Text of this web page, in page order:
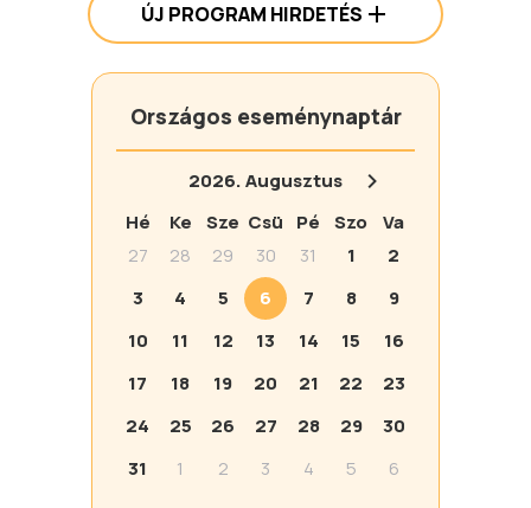
ÚJ PROGRAM HIRDETÉS
Országos eseménynaptár
2026.Augusztus
Hé
Ke Sze Csü Pé Szo
Va
27
28 29 30 31 1
2
3
4 5 6 7 8
9
10
11 12 13 14 15
16
17
18 19 20 21 22
23
24
25 26 27 28 29
30
31
1 2 3 4 5 6